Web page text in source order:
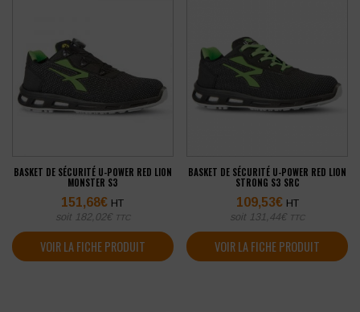
BASKET DE SÉCURITÉ U-POWER RED LION
MONSTER S3
151,68€ HT
soit 182,02€ TTC
VOIR LA FICHE PRODUIT
BASKET DE SÉCURITÉ U-POWER RED LION
STRONG S3 SRC
109,53€ HT
soit 131,44€ TTC
VOIR LA FICHE PRODUIT